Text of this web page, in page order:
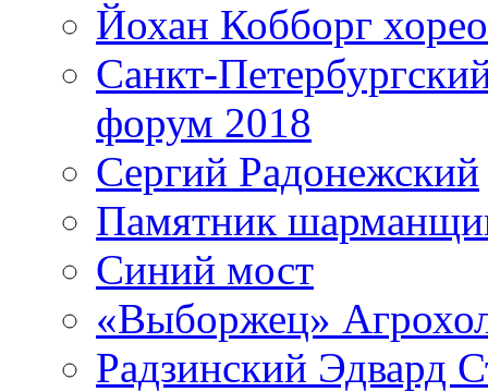
Йохан Кобборг
Санкт-
форум 2018
Сергий Радонежский
Памятник
Синий мост
«Выборжец»
Радзинский Эдвард